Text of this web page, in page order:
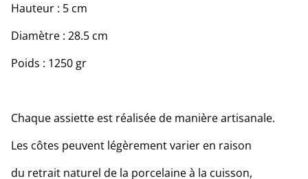
Hauteur : 5 cm
Diamètre : 28.5 cm
Poids : 1250 gr
Chaque assiette est réalisée de manière artisanale.
Les côtes peuvent légèrement varier en raison
du retrait naturel de la porcelaine à la cuisson,